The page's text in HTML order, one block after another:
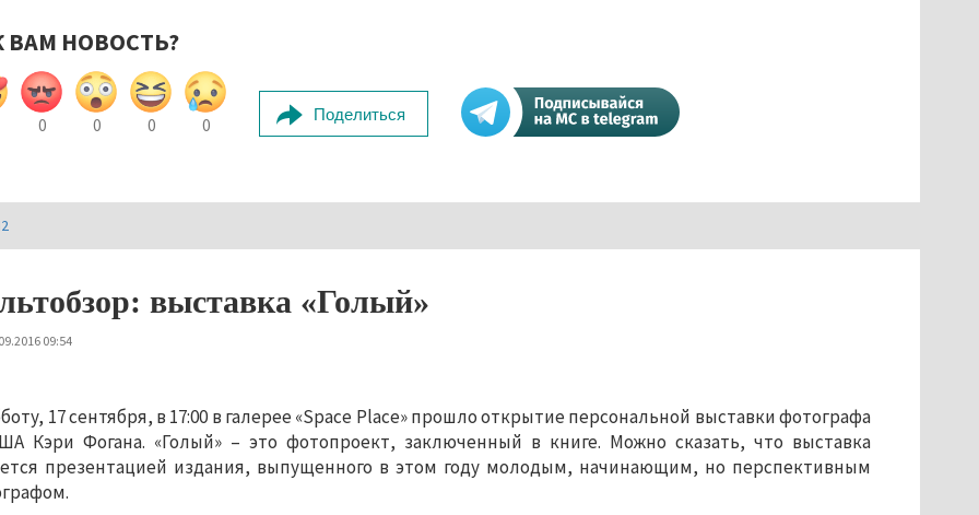
ВАМ НОВОСТЬ?
0 0 0 0
Поделиться
выставка «Голый»
09:54
17 сентября, в 17:00 в галерее «Space Place» прошло открытие персональной выставки фотографа
Кэри Фогана. «Голый» – это фотопроект, заключенный в книге. Можно сказать, что выставка
презентацией издания, выпущенного в этом году молодым, начинающим, но перспективным